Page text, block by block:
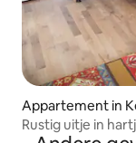
Appartement in
Rustig uitje in